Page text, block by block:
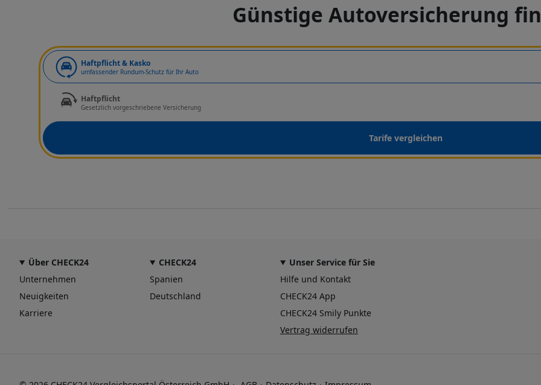
Günstige Autoversicherung
Haftpflicht & Kasko
umfassender Rundum-Schutz für Ihr Auto
Haftpflicht
Gesetzlich vorgeschriebene Versicherung
Tarife vergleichen
Über CHECK24
Unternehmen
Neuigkeiten
Karriere
CHECK24
Spanien
Deutschland
Unser Service für Sie
Hilfe und Kontakt
CHECK24 App
CHECK24 Smily Punkte
Vertrag widerrufen